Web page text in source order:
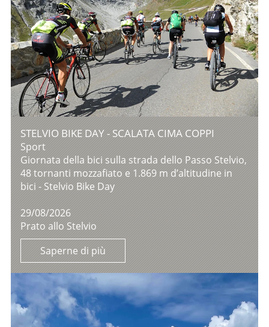
STELVIO BIKE DAY - SCALATA CIMA COPPI
Sport
Giornata della bici sulla strada dello Passo Stelvio,
48 tornanti mozzafiato e 1.869 m d’altitudine in
bici - Stelvio Bike Day
29/08/2026
Prato allo Stelvio
Saperne di più